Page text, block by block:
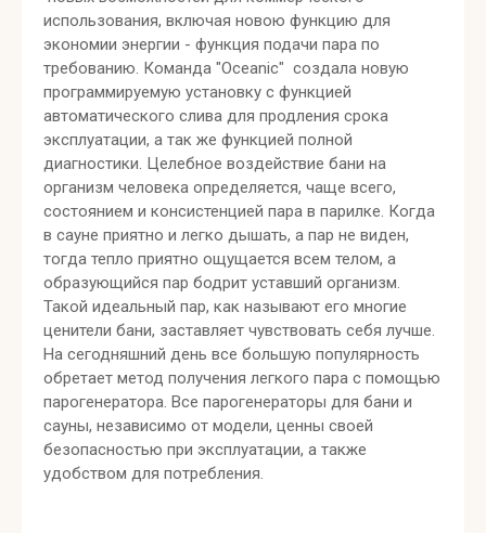
использования, включая новою функцию для
экономии энергии - функция подачи пара по
требованию. Команда "Осеаniс" создала новую
программируемую установку с функцией
автоматического слива для продления срока
эксплуатации, а так же функцией полной
диагностики. Целебное воздействие бани на
организм человека определяется, чаще всего,
состоянием и консистенцией пара в парилке. Когда
в сауне приятно и легко дышать, а пар не виден,
тогда тепло приятно ощущается всем телом, а
образующийся пар бодрит уставший организм.
Такой идеальный пар, как называют его многие
ценители бани, заставляет чувствовать себя лучше.
На сегодняшний день все большую популярность
обретает метод получения легкого пара с помощью
парогенератора. Все парогенераторы для бани и
сауны, независимо от модели, ценны своей
безопасностью при эксплуатации, а также
удобством для потребления.